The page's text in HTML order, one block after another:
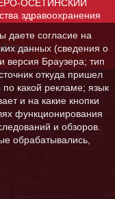
ОСЕТИНСКИЙ
здравоохранения
даете согласие на
данных (сведения о
версия Браузера; тип
откуда пришел
по какой рекламе; язык
и на какие кнопки
функционирования
и обзоров.
обрабатывались,